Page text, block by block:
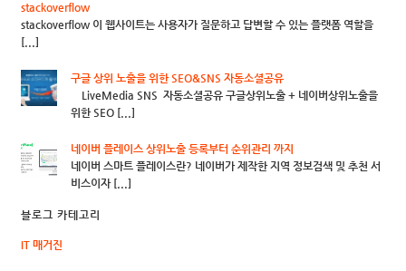
stackoverflow
stackoverflow 이 웹사이트는 사용자가 질문하고 답변할 수 있는 플랫폼 역할을
[...]
구글 상위 노출을 위한 SEO&SNS 자동소셜공유
LiveMedia SNS 자동소셜공유 구글상위노출 + 네이버상위노출을
위한 SEO [...]
네이버 플레이스 상위노출 등록부터 순위관리 까지
네이버 스마트 플레이스란? 네이버가 제작한 지역 정보검색 및 추천 서
비스이자 [...]
블로그 카테고리
IT 매거진